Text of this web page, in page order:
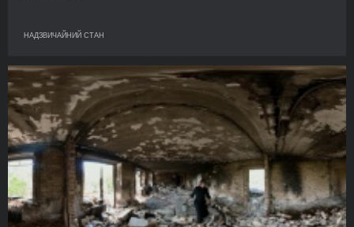
НАДЗВИЧАЙНИЙ СТАН